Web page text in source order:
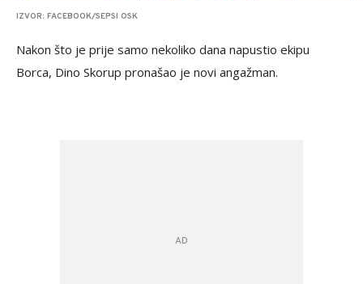
IZVOR: FACEBOOK/SEPSI OSK
Nakon što je prije samo nekoliko dana napustio ekipu
Borca, Dino Skorup pronašao je novi angažman.